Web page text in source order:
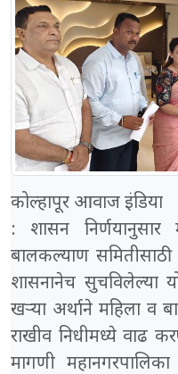
कोल्हापूर आवाज इंडिया
: शासन निर्णयानुसार
बालकल्याण समितीसाठी
शासनानेच सुचविलेल्या
खऱ्या अर्थाने महिला व
राखीव निधीमध्ये वाढ
मागणी